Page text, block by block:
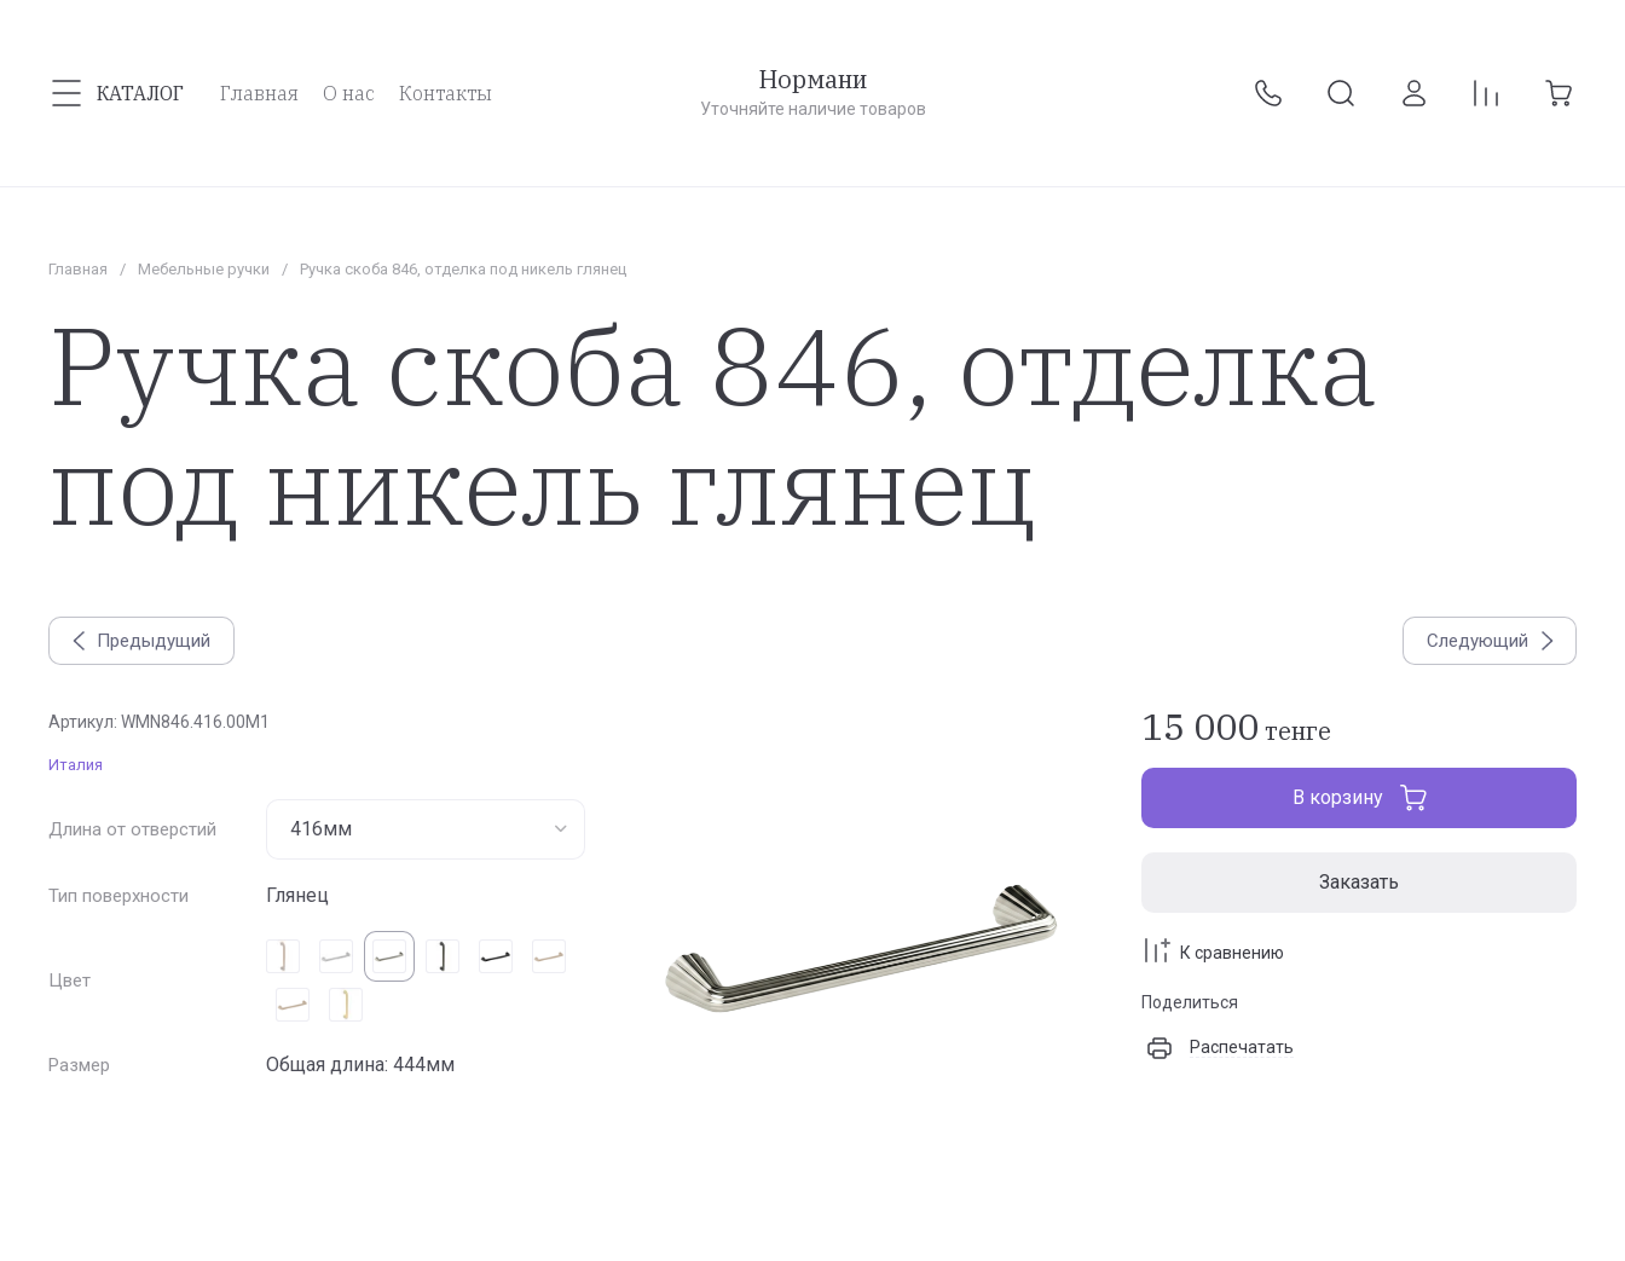
КАТАЛОГ Главная О нас Контакты Нормани
Уточняйте наличие товаров
Главная / Мебельные ручки / Ручка скоба 846, отделка под никель глянец
Ручка скоба 846, отделка
под никель глянец
Предыдущий Следующий
Ручка скоба 846, отделка под никель глянец
Артикул: WMN846.416.00M1
Италия
Длина от отверстий
Тип поверхности Глянец
Цвет
Размер Общая длина: 444мм
15 000 тенге
В корзину
Заказать
К сравнению
Поделиться
Распечатать